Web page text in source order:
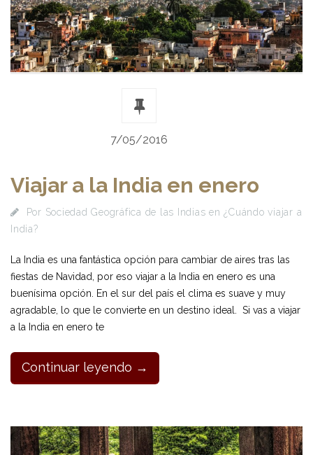
7/05/2016
Viajar a la India en enero
Por Sociedad Geográfica de las Indias en¿Cuándo viajar a
India?
La India es una fantástica opción para cambiar de aires tras las
fiestas de Navidad, por eso viajar a la India en enero es una
buenísima opción. En el sur del país el clima es suave y muy
agradable, lo que le convierte en un destino ideal. Si vas a viajar
a la India en enero te
Continuar leyendo →